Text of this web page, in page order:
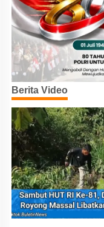
Berita Video